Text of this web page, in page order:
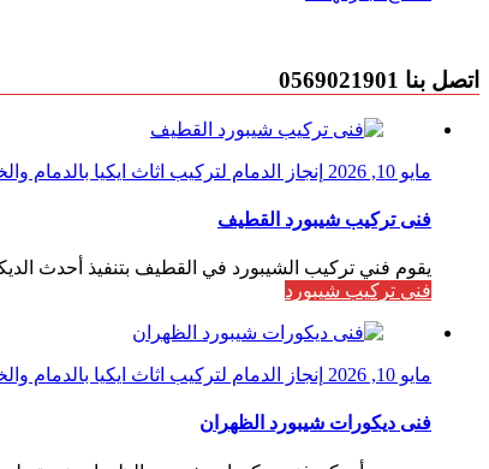
اتصل بنا 0569021901
مايو 10, 2026 إنجاز الدمام لتركيب اثاث ايكيا بالدمام
فنى تركيب شيبورد القطيف
يقوم فني تركيب الشيبورد في القطيف بتنفيذ أحدث
فني تركيب شيبورد
مايو 10, 2026 إنجاز الدمام لتركيب اثاث ايكيا بالدمام
فنى ديكورات شيبورد الظهران